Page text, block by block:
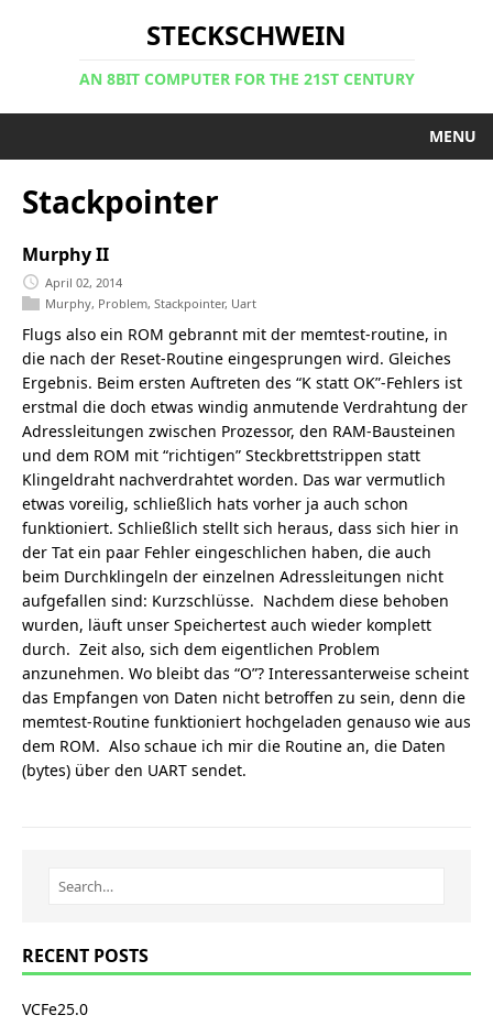
STECKSCHWEIN
AN 8BIT COMPUTER FOR THE 21ST CENTURY
MENU
Stackpointer
Murphy II
April 02, 2014
Murphy, Problem, Stackpointer, Uart
Flugs also ein ROM gebrannt mit der memtest-routine, in
die nach der Reset-Routine eingesprungen wird. Gleiches
Ergebnis. Beim ersten Auftreten des “K statt OK”-Fehlers ist
erstmal die doch etwas windig anmutende Verdrahtung der
Adressleitungen zwischen Prozessor, den RAM-Bausteinen
und dem ROM mit “richtigen” Steckbrettstrippen statt
Klingeldraht nachverdrahtet worden. Das war vermutlich
etwas voreilig, schließlich hats vorher ja auch schon
funktioniert. Schließlich stellt sich heraus, dass sich hier in
der Tat ein paar Fehler eingeschlichen haben, die auch
beim Durchklingeln der einzelnen Adressleitungen nicht
aufgefallen sind: Kurzschlüsse. Nachdem diese behoben
wurden, läuft unser Speichertest auch wieder komplett
durch. Zeit also, sich dem eigentlichen Problem
anzunehmen. Wo bleibt das “O”? Interessanterweise scheint
das Empfangen von Daten nicht betroffen zu sein, denn die
memtest-Routine funktioniert hochgeladen genauso wie aus
dem ROM. Also schaue ich mir die Routine an, die Daten
(bytes) über den UART sendet.
RECENT POSTS
VCFe25.0